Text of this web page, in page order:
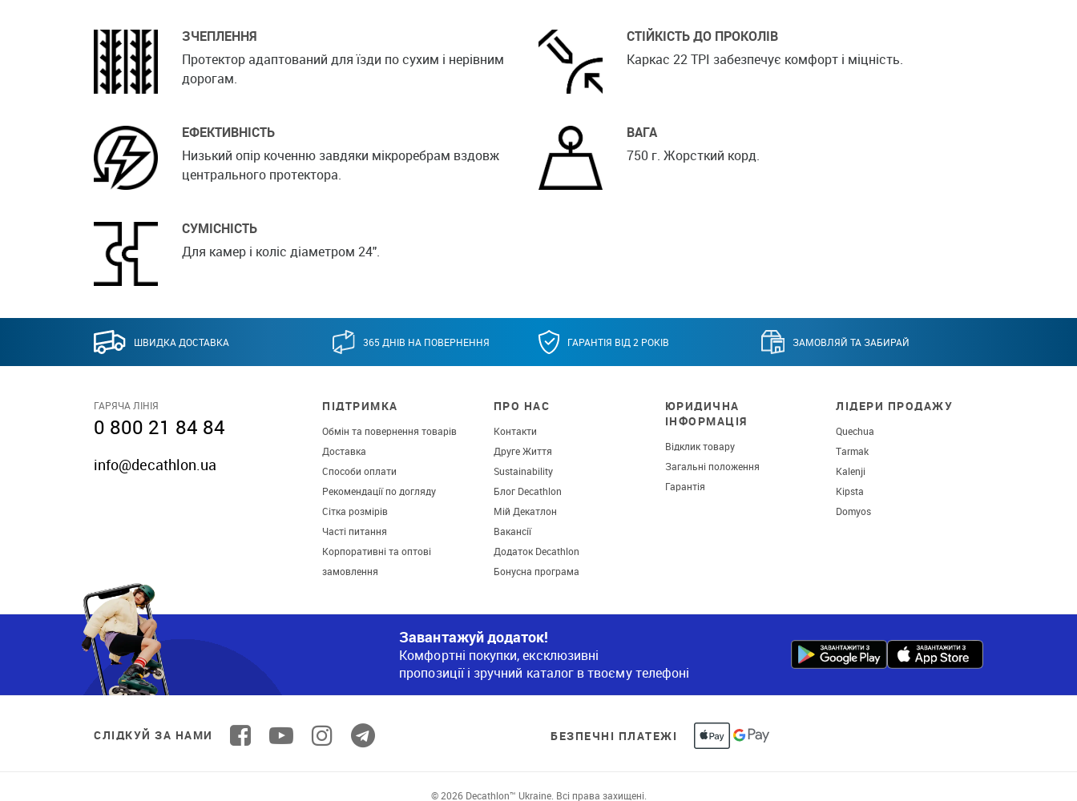
ЗЧЕПЛЕННЯ
Протектор адаптований для їзди по сухим і нерівним
дорогам.
СТІЙКІСТЬ ДО ПРОКОЛІВ
Каркас 22 TPI забезпечує комфорт і міцність.
ЕФЕКТИВНІСТЬ
Низький опір коченню завдяки мікроребрам вздовж
центрального протектора.
ВАГА
750 г. Жорсткий корд.
СУМІСНІСТЬ
Для камер і коліс діаметром 24".
ШВИДКА ДОСТАВКА 365 ДНІВ НА ПОВЕРНЕННЯ ГАРАНТІЯ ВІД 2 РОКІВ ЗАМОВЛЯЙ ТА ЗАБИРАЙ
ГАРЯЧА ЛІНІЯ
0 800 21 84 84
info@decathlon.ua
ПІДТРИМКА
Обмін та повернення товарів
Доставка
Способи оплати
Рекомендації по догляду
Сітка розмірів
Часті питання
Корпоративні та оптові
замовлення
ПРО НАС
Контакти
Друге Життя
Sustainability
Блог Decathlon
Мій Декатлон
Вакансії
Додаток Decathlon
Бонусна програма
ЮРИДИЧНА
ІНФОРМАЦІЯ
Відклик товару
Загальні положення
Гарантія
ЛІДЕРИ ПРОДАЖУ
Quechua
Tarmak
Kalenji
Kipsta
Domyos
Завантажуй додаток!
Комфортні покупки, ексклюзивні
пропозиції і зручний каталог в твоєму телефоні
СЛІДКУЙ ЗА НАМИ БЕЗПЕЧНІ ПЛАТЕЖІ
© 2026 Decathlon™ Ukraine. Всі права захищені.